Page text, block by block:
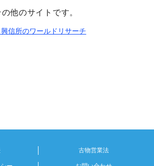
他のサイトです。
信所のワールドリサーチ
古物営業法